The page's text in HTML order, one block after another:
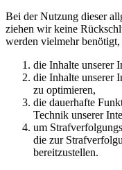
Bei der Nutzung dieser
ziehen wir keine
werden vielmehr benötigt,
die Inhalte unserer
die Inhalte unserer
zu optimieren,
die dauerhafte
Technik unserer
um
die zur
bereitzustellen.